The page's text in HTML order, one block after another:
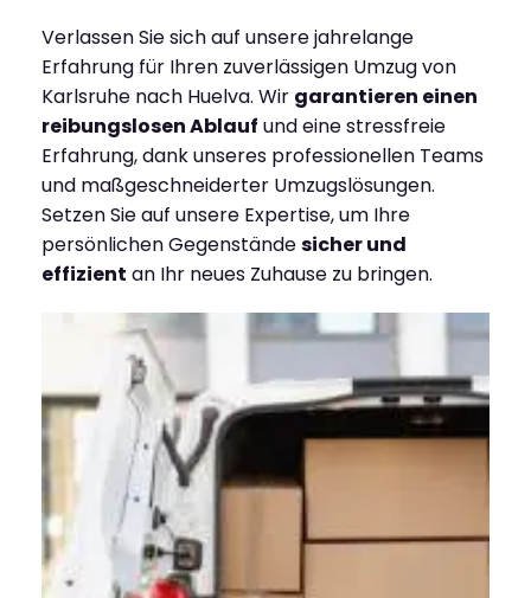
Verlassen Sie sich auf unsere jahrelange
Erfahrung für Ihren zuverlässigen Umzug von
Karlsruhe nach Huelva. Wir garantieren einen
reibungslosen Ablauf und eine stressfreie
Erfahrung, dank unseres professionellen Teams
und maßgeschneiderter Umzugslösungen.
Setzen Sie auf unsere Expertise, um Ihre
persönlichen Gegenständesicher und
effizient an Ihr neues Zuhause zu bringen.